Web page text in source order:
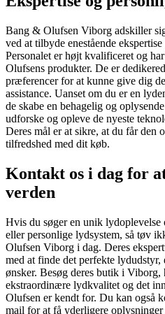
Bang & Olufsen Viborg adskiller
ved at tilbyde enestående
Personalet er højt kvalificeret og
Olufsens produkter. De er
præferencer for at kunne give dig
assistance. Uanset om du er en
de skabe en behagelig og
udforske og opleve de nyeste
Deres mål er at sikre, at du får den
tilfredshed med dit køb.
Kontakt os i dag for
verden
Hvis du søger en unik lydoplevelse
eller personlige lydsystem, så tøv
Olufsen Viborg i dag. Deres
med at finde det perfekte lydudstyr,
ønsker. Besøg deres butik i Viborg,
ekstraordinære lydkvalitet og det
Olufsen er kendt for. Du kan også
mail for at få yderligere